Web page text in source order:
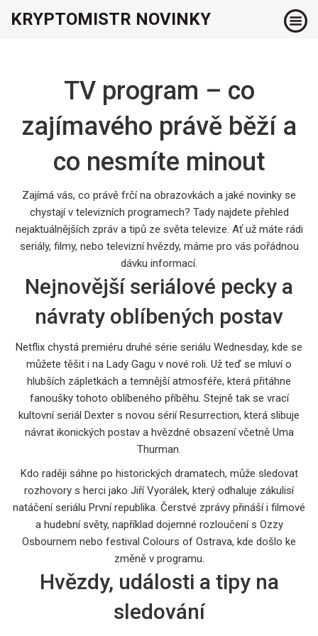
KRYPTOMISTR NOVINKY
TV program – co
zajímavého právě běží a
co nesmíte minout
Zajímá vás, co právě frčí na obrazovkách a jaké novinky se
chystají v televizních programech? Tady najdete přehled
nejaktuálnějších zpráv a tipů ze světa televize. Ať už máte rádi
seriály, filmy, nebo televizní hvězdy, máme pro vás pořádnou
dávku informací.
Nejnovější seriálové pecky a
návraty oblíbených postav
Netflix chystá premiéru druhé série seriálu Wednesday, kde se
můžete těšit i na Lady Gagu v nové roli. Už teď se mluví o
hlubších zápletkách a temnější atmosféře, která přitáhne
fanoušky tohoto oblíbeného příběhu. Stejně tak se vrací
kultovní seriál Dexter s novou sérií Resurrection, která slibuje
návrat ikonických postav a hvězdné obsazení včetně Uma
Thurman.
Kdo raději sáhne po historických dramatech, může sledovat
rozhovory s herci jako Jiří Vyorálek, který odhaluje zákulisí
natáčení seriálu První republika. Čerstvé zprávy přináší i filmové
a hudební světy, například dojemné rozloučení s Ozzy
Osbournem nebo festival Colours of Ostrava, kde došlo ke
změně v programu.
Hvězdy, události a tipy na
sledování